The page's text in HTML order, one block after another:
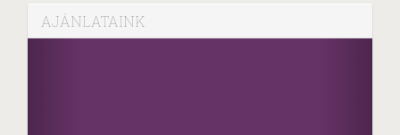
AJÁNLATAINK